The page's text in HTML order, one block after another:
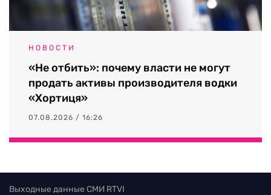
НОВОСТИ
«Не отбить»: почему власти не могут
продать активы производителя водки
«Хортиця»
07.08.2026 / 16:26
Выходные данные СМИ RTVI